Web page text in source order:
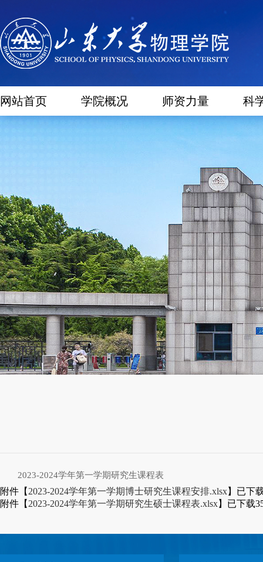
网站首页 学院概况 师资力量 科
2023-2024学年第一学期研究生课程表
附件【2023-2024学年第一学期博士研究生课程安排.xlsx】已下
附件【2023-2024学年第一学期研究生硕士课程表.xlsx】已下载